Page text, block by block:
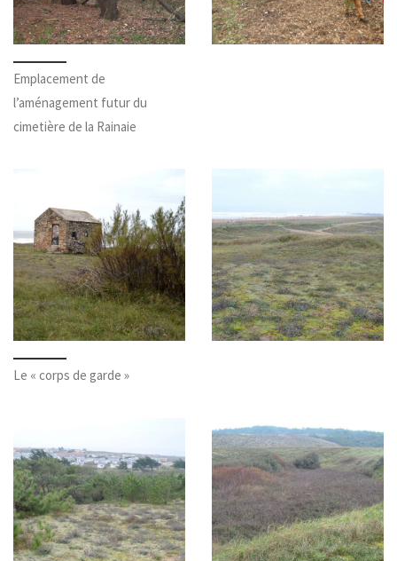
Emplacement de
l’aménagement futur du
cimetière de la Rainaie
Le « corps de garde »